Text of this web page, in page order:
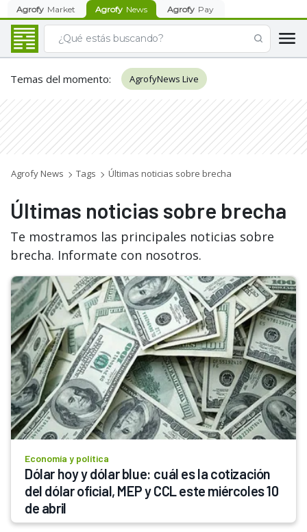
Agrofy Market Agrofy News Agrofy Pay
Temas del momento: AgrofyNews Live
Agrofy News Tags Últimas noticias sobre brecha
Últimas noticias sobre brecha
Te mostramos las principales noticias sobre
brecha. Informate con nosotros.
Economía y política
Dólar hoy y dólar blue: cuál es la cotización
del dólar oficial, MEP y CCL este miércoles 10
de abril